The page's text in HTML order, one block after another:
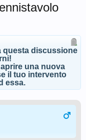
questa discussione
una nuova
il tuo intervento
essa.